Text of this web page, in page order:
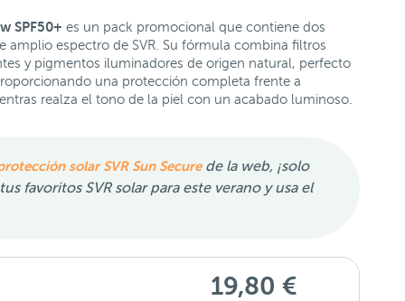
SPF50+ es un pack promocional que contiene dos
amplio espectro de SVR. Su fórmula combina filtros
y pigmentos iluminadores de origen natural, perfecto
una protección completa frente a
realza el tono de la piel con un acabado luminoso.
solar SVR Sun Securede la web, ¡solo
favoritos SVR solar para este verano y usa el
19,80 €